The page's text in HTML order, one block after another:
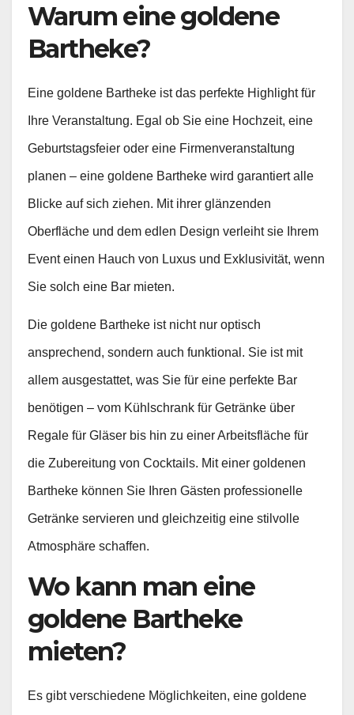
Warum eine goldene
Bartheke?
Eine goldene Bartheke ist das perfekte Highlight für
Ihre Veranstaltung. Egal ob Sie eine Hochzeit, eine
Geburtstagsfeier oder eine Firmenveranstaltung
planen – eine goldene Bartheke wird garantiert alle
Blicke auf sich ziehen. Mit ihrer glänzenden
Oberfläche und dem edlen Design verleiht sie Ihrem
Event einen Hauch von Luxus und Exklusivität, wenn
Sie solch eine Bar mieten.
Die goldene Bartheke ist nicht nur optisch
ansprechend, sondern auch funktional. Sie ist mit
allem ausgestattet, was Sie für eine perfekte Bar
benötigen – vom Kühlschrank für Getränke über
Regale für Gläser bis hin zu einer Arbeitsfläche für
die Zubereitung von Cocktails. Mit einer goldenen
Bartheke können Sie Ihren Gästen professionelle
Getränke servieren und gleichzeitig eine stilvolle
Atmosphäre schaffen.
Wo kann man eine
goldene Bartheke
mieten?
Es gibt verschiedene Möglichkeiten, eine goldene